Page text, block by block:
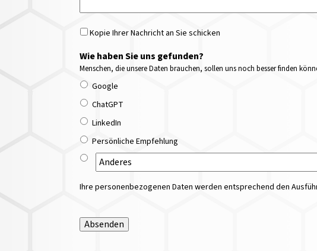
Kopie Ihrer Nachricht an Sie schicken
Wie haben Sie uns gefunden?
Menschen, die unsere Daten brauchen, sollen uns noch besser finden
Google
ChatGPT
LinkedIn
Persönliche Empfehlung
Ihre personenbezogenen Daten werden entsprechend den
Absenden